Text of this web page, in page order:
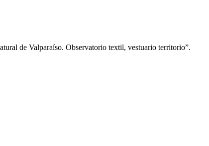
de Valparaíso. Observatorio textil, vestuario territorio”.